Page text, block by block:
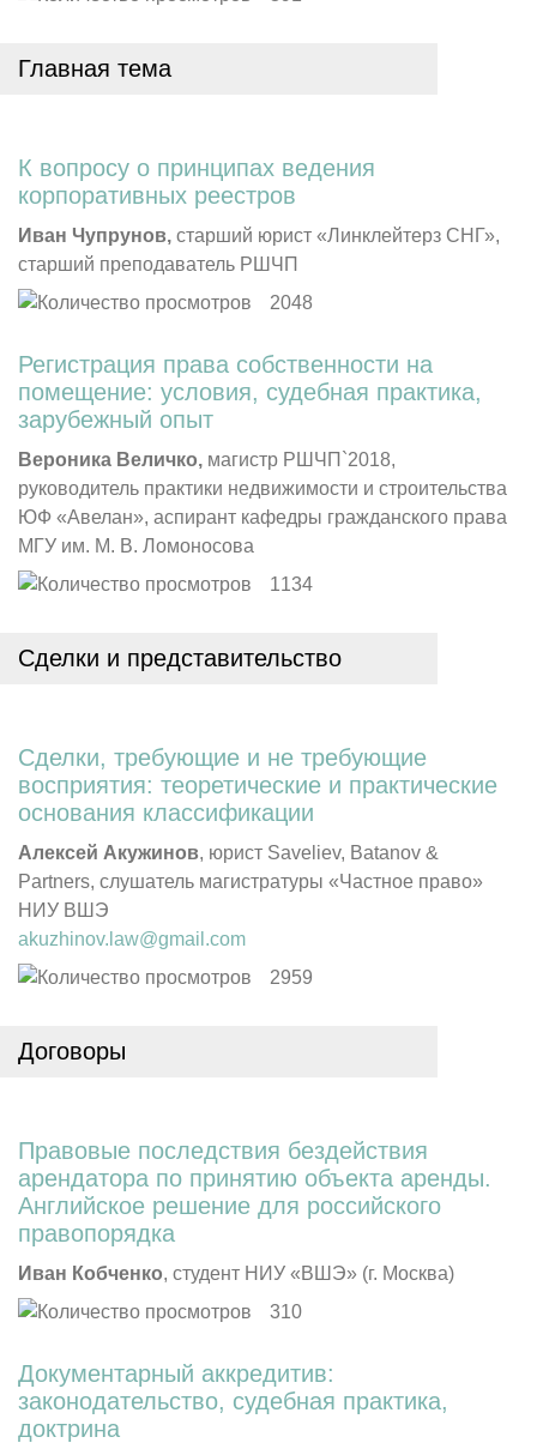
Главная тема
К вопросу о принципах ведения
корпоративных реестров
Иван Чупрунов, старший юрист «Линклейтерз СНГ»,
старший преподаватель РШЧП
2048
Регистрация права собственности на
помещение: условия, судебная практика,
зарубежный опыт
Вероника Величко, магистр РШЧП`2018,
руководитель практики недвижимости и строительства
ЮФ «Авелан», аспирант кафедры гражданского права
МГУ им. М. В. Ломоносова
1134
Сделки и представительство
Сделки, требующие и не требующие
восприятия: теоретические и практические
основания классификации
Алексей Акужинов, юрист Saveliev, Batanov &
Partners, слушатель магистратуры «Частное право»
НИУ ВШЭ
akuzhinov.law@gmail.com
2959
Договоры
Правовые последствия бездействия
арендатора по принятию объекта аренды.
Английское решение для российского
правопорядка
Иван Кобченко, студент НИУ «ВШЭ» (г. Москва)
310
Документарный аккредитив:
законодательство, судебная практика,
доктрина